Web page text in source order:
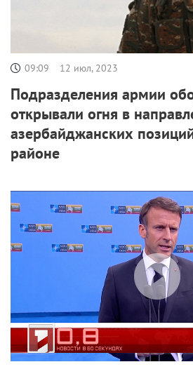
09:09 12 июл, 2023
Подразделения армии
открывали огня в
азербайджанских
районе